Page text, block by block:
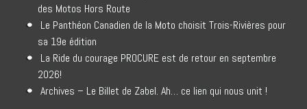
des Motos Hors Route
Le Panthéon Canadien de la Moto choisit Trois-Rivières pour
sa 19e édition
La Ride du courage PROCURE est de retour en septembre
2026!
Archives – Le Billet de Zabel. Ah… ce lien qui nous unit !